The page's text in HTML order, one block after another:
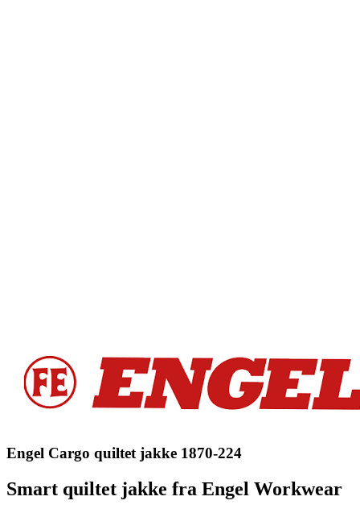
Engel Cargo quiltet jakke 1870-224
Smart quiltet jakke fra Engel Workwear